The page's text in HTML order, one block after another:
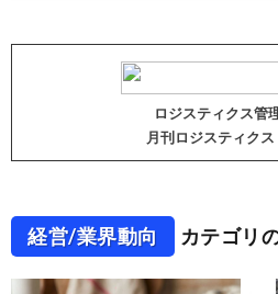
ロジスティクス管
月刊ロジスティク
経営/業界動向 カテゴリ